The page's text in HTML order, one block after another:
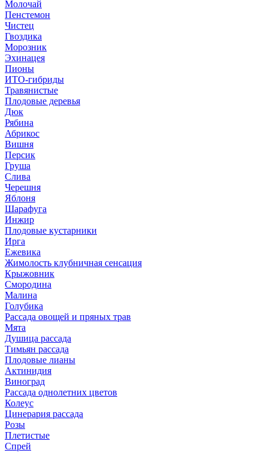
Молочай
Пенстемон
Чистец
Гвоздика
Морозник
Эхинацея
Пионы
ИТО-гибриды
Травянистые
Плодовые деревья
Дюк
Рябина
Абрикос
Вишня
Персик
Груша
Слива
Черешня
Яблоня
Шарафуга
Инжир
Плодовые кустарники
Ирга
Ежевика
Жимолость клубничная сенсация
Крыжовник
Смородина
Малина
Голубика
Рассада овощей и пряных трав
Мята
Душица рассада
Тимьян рассада
Плодовые лианы
Актинидия
Виноград
Рассада однолетних цветов
Колеус
Цинерария рассада
Розы
Плетистые
Спрей